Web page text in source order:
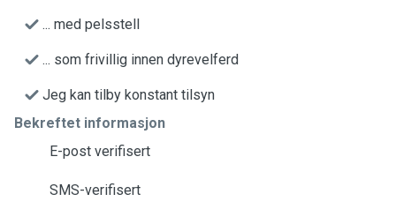
... med pelsstell
... som frivillig innen dyrevelferd
Jeg kan tilby konstant tilsyn
Bekreftet informasjon
E-post verifisert
SMS-verifisert